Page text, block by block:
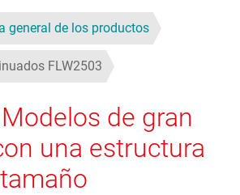
general de los productos
FLW2503
de gran
una estructura